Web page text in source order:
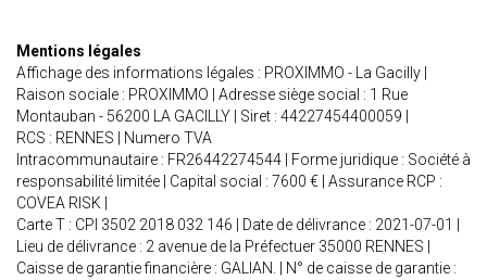
Mentions légales
Affichage des informations légales : PROXIMMO - La Gacilly |
Raison sociale : PROXIMMO | Adresse siège social : 1 Rue
Montauban - 56200 LA GACILLY | Siret : 44227454400059 |
RCS : RENNES | Numero TVA
Intracommunautaire : FR26442274544 | Forme juridique : Société à
responsabilité limitée | Capital social : 7600 € | Assurance RCP :
COVEA RISK |
Carte T : CPI 3502 2018 032 146 | Date de délivrance : 2021-07-01 |
Lieu de délivrance : 2 avenue de la Préfectuer 35000 RENNES |
Caisse de garantie financière : GALIAN. | N° de caisse de garantie :